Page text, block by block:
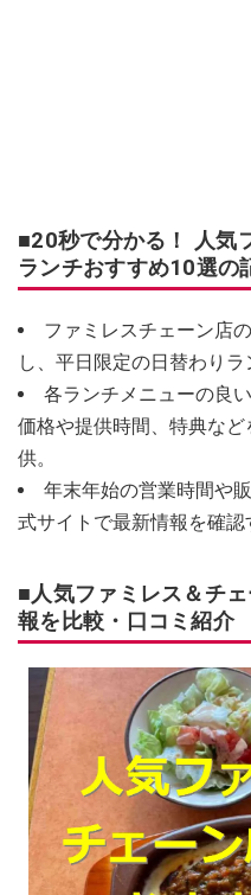
■20秒で分かる！ 人気
ランチおすすめ10選の
ファミレスチェーン店
し、平日限定の日替わりラ
各ランチメニューの良
価格や提供時間、特典な
供。
年末年始の営業時間や
式サイトで最新情報を確認
■人気ファミレス＆チ
報を比較・口コミ紹介